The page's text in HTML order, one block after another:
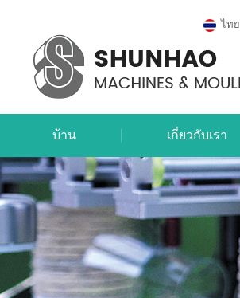
ไทย
บ้าน เกี่ยวกับเรา